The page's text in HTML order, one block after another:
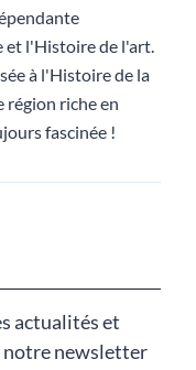
et l'Histoire de l'art.
à l'Histoire de la
région riche en
fascinée !
actualités et
notre newsletter